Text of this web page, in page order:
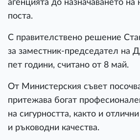
агенцията до назначаването на
поста.
С правителствено решение
за заместник-председател на
пет години, считано от 8 май.
От Министерския съвет
притежава богат
на сигурността, както и
и ръководни качества.